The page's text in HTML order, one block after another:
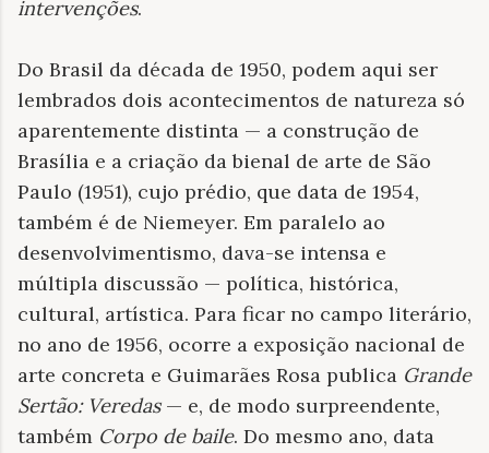
intervenções.
Do Brasil da década de 1950, podem aqui ser
lembrados dois acontecimentos de natureza só
aparentemente distinta — a construção de
Brasília e a criação da bienal de arte de São
Paulo (1951), cujo prédio, que data de 1954,
também é de Niemeyer. Em paralelo ao
desenvolvimentismo, dava-se intensa e
múltipla discussão — política, histórica,
cultural, artística. Para ficar no campo literário,
no ano de 1956, ocorre a exposição nacional de
arte concreta e Guimarães Rosa publica Grande
Sertão: Veredas— e, de modo surpreendente,
também Corpo de baile. Do mesmo ano, data